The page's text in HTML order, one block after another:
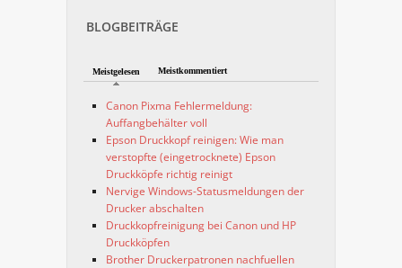
BLOGBEITRÄGE
Meistgelesen Meistkommentiert
Canon Pixma Fehlermeldung:
Auffangbehälter voll
Epson Druckkopf reinigen: Wie man
verstopfte (eingetrocknete) Epson
Druckköpfe richtig reinigt
Nervige Windows-Statusmeldungen der
Drucker abschalten
Druckkopfreinigung bei Canon und HP
Druckköpfen
Brother Druckerpatronen nachfuellen